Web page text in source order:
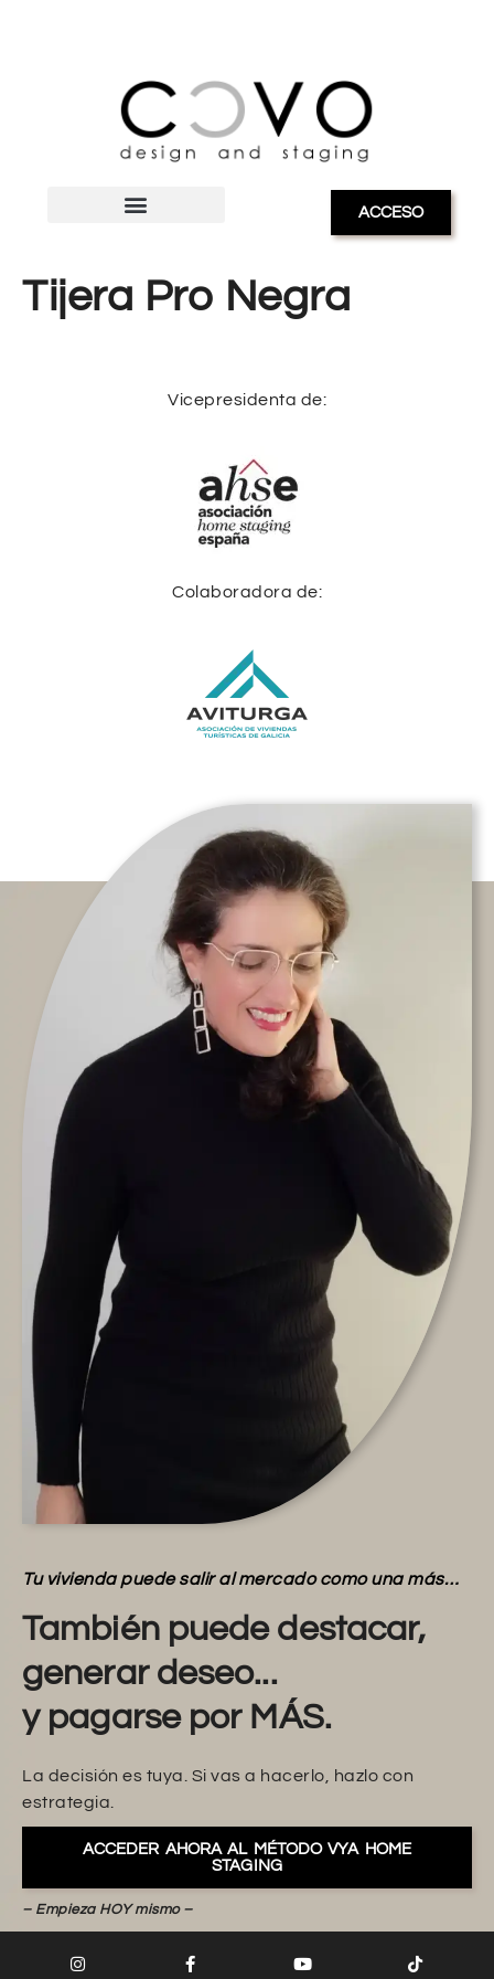
ACCESO
Tijera Pro Negra
Vicepresidenta de:
Colaboradora de:
Tu vivienda puede salir al mercado como una más…
También puede destacar,
generar deseo...
y pagarse por MÁS.
La decisión es tuya. Si vas a hacerlo, hazlo con
estrategia.
ACCEDER AHORA AL MÉTODO VYA HOME
STAGING
– Empieza HOY mismo –